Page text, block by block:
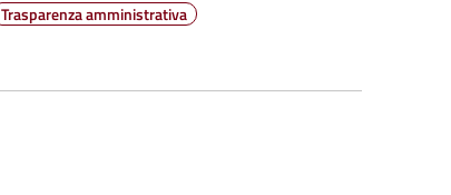
Trasparenza amministrativa